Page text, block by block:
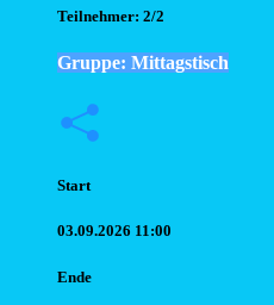
Teilnehmer: 2/2
Gruppe: Mittagstisch
Start
03.09.2026 11:00
Ende